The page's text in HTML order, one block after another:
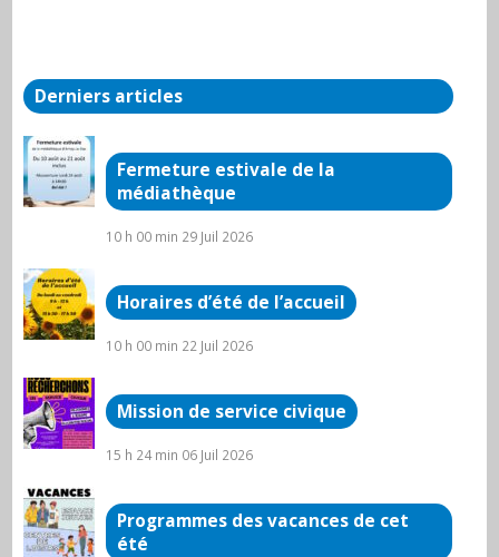
Derniers articles
Fermeture estivale de la
médiathèque
10 h 00 min 29 Juil 2026
Horaires d’été de l’accueil
10 h 00 min 22 Juil 2026
Mission de service civique
15 h 24 min 06 Juil 2026
Programmes des vacances de cet
été